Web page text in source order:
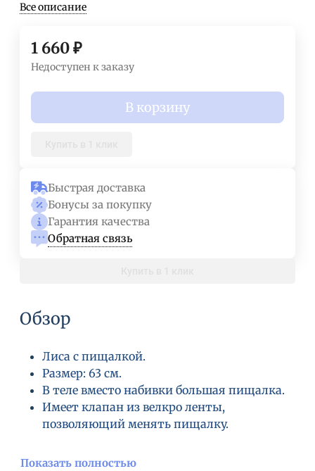
Все описание
1 660₽
Недоступен к заказу
В корзину
Быстрая доставка
Бонусы за покупку
Гарантия качества
Обратная связь
Обзор
Лиса с пищалкой.
Размер: 63 см.
В теле вместо набивки большая пищалка.
Имеет клапан из велкро ленты,
позволяющий менять пищалку.
Показать полностью